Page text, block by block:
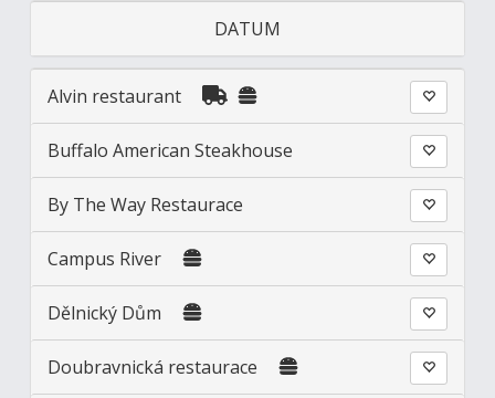
DATUM
Alvin restaurant
Buffalo American Steakhouse
By The Way Restaurace
Campus River
Dělnický Dům
Doubravnická restaurace